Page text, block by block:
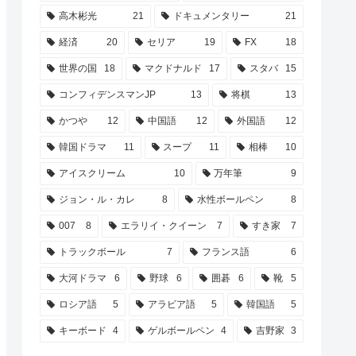
高木彬光 21 ドキュメンタリー 21
経済 20 セリア 19 FX 18
世界の国 18 マクドナルド 17 スタバ 15
コンフィデンスマンJP 13 将棋 13
かつや 12 中国語 12 外国語 12
韓国ドラマ 11 スープ 11 相棒 10
アイスクリーム 10 万年筆 9
ジョン・ル・カレ 8 水性ボールペン 8
007 8 エラリイ・クイーン 7 すき家 7
トラックボール 7 フランス語 6
大河ドラマ 6 野球 6 囲碁 6 靴 5
ロシア語 5 アラビア語 5 韓国語 5
キーボード 4 ゲルボールペン 4 吉野家 3